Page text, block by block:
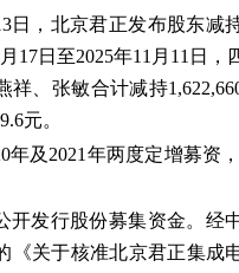
日，北京君正发布股东减
17日至2025年11月11日，
祥、张敏合计减持
元。
年及2021年两度定增募资
开发行股份募集资金。经
《关于核准北京君正集成